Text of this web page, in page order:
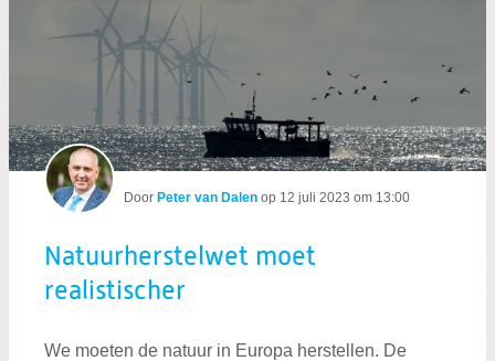
Zoeken:
Zoeken
Door Peter van Dalen op 12 juli 2023 om 13:00
Natuurherstelwet moet
realistischer
We moeten de natuur in Europa herstellen. De